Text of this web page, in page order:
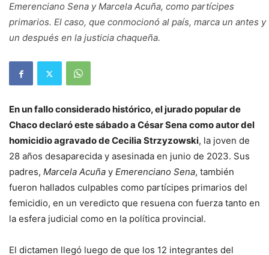
Emerenciano Sena y Marcela Acuña, como partícipes
primarios. El caso, que conmocionó al país, marca un antes y
un después en la justicia chaqueña.
En un fallo considerado histórico, el jurado popular de
Chaco declaró este sábado a César Sena como autor del
homicidio agravado de Cecilia Strzyzowski, la joven de
28 años desaparecida y asesinada en junio de 2023. Sus
padres, Marcela Acuña y Emerenciano Sena, también
fueron hallados culpables como partícipes primarios del
femicidio, en un veredicto que resuena con fuerza tanto en
la esfera judicial como en la política provincial.
El dictamen llegó luego de que los 12 integrantes del